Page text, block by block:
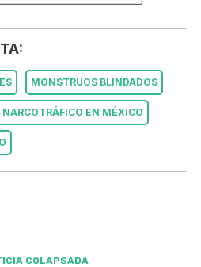
MONSTRUOS BLINDADOS
NARCOTRÁFICO EN MÉXICO
COLAPSADA